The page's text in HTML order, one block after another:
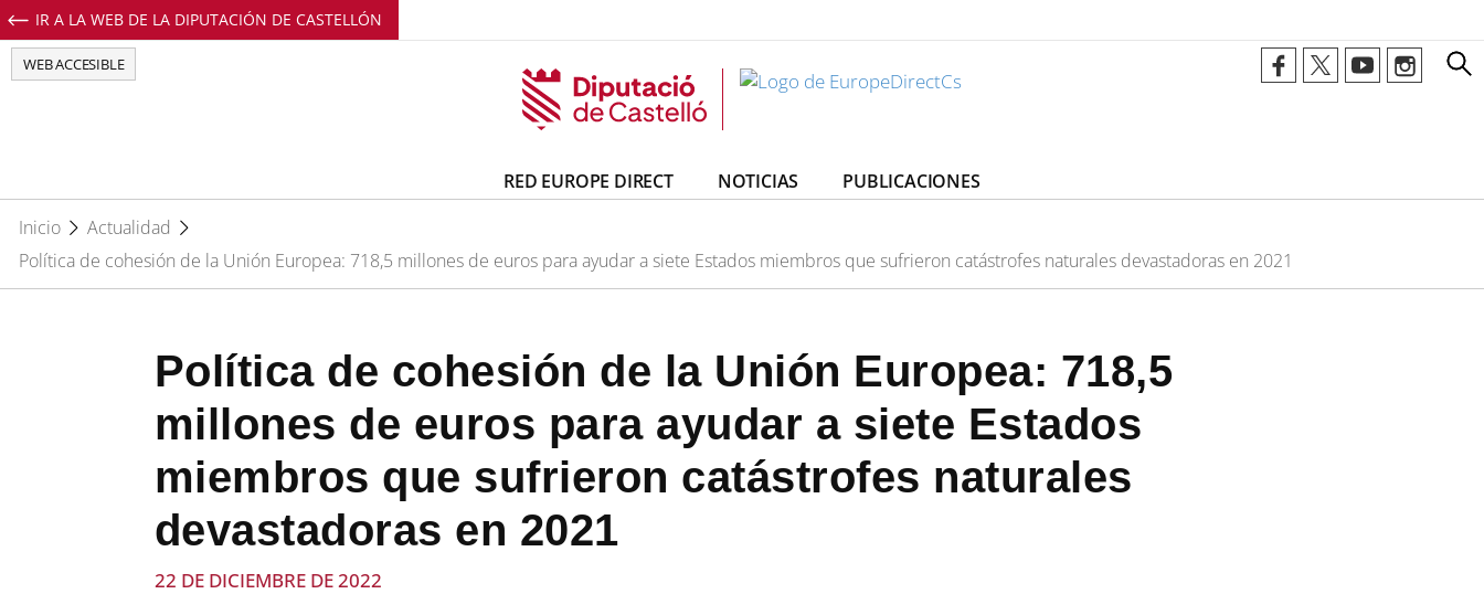
IR A LA WEB DE LA DIPUTACIÓN DE CASTELLÓN
WEB ACCESIBLE
RED EUROPE DIRECT NOTICIAS
PUBLICACIONES
Inicio
Actualidad
Política de cohesión de la Unión Europea: 718,5 millones de euros para ayudar a siete Estados miembros que sufrieron catástrofes naturales devastadoras en 2021
Política de cohesión de la Unión Europea: 718,5
millones de euros para ayudar a siete Estados
miembros que sufrieron catástrofes naturales
devastadoras en 2021
22 DE DICIEMBRE DE 2022